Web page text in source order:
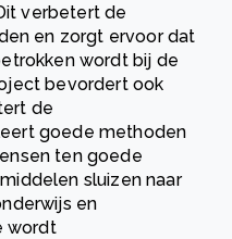
verbetert de
en zorgt ervoor dat
wordt bij de
bevordert ook
de
goede methoden
ten goede
sluizen naar
en
wordt